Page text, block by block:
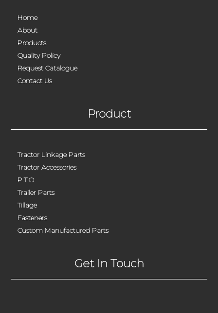
Home
About
Products
Quality Policy
Request Catalogue
Contact Us
Product
Tractor Linkage Parts
Tractor Accessories
P.T.O
Trailer Parts
Tillage
Fasteners
Custom Manufactured Parts
Get In Touch